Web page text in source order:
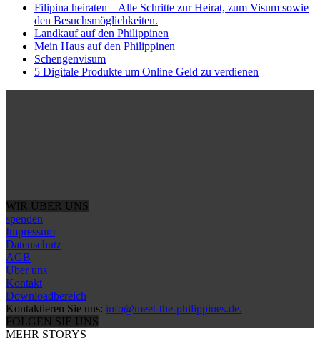
Filipina heiraten – Alle Schritte zur Heirat, zum Visum sowie
den Besuchsmöglichkeiten.
Landkauf auf den Philippinen
Mein Haus auf den Philippinen
Schengenvisum
5 Digitale Produkte um Online Geld zu verdienen
WIR ÜBER UNS
spenden
Impressum
Datenschutz
AGB
Über uns
Kontakt
Downloadbereich
Kontaktieren Sie uns: info@meet-the-philippines.de.
FOLGEN SIE UNS
MEHR STORYS